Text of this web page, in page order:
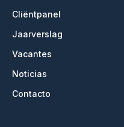
Cliëntpanel
Jaarverslag
Vacantes
Noticias
Contacto